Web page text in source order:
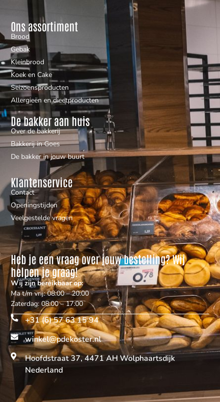
Ons assortiment
Brood
Gebak
Kleinbrood
Koek en Cake
Seizoensproducten
Allergieën en dieetproducten
De bakker aan huis
Over de bakkerij
Bakkerij in Goes
De bakker in jouw buurt
Klantenservice
Contact
Openingstijden
Veelgestelde vragen
Heb je een vraag over jouw bestelling? Wij
helpen je graag!
Wij zijn bereikbaar op:
Ma t/m vrij: 08:00 – 20:00
Zaterdag: 08:00 – 17:00
+31 (6) 57 63 15 94
winkel@pdekoster.nl
Hoofdstraat 37, 4471 AH Wolphaartsdijk
Nederland